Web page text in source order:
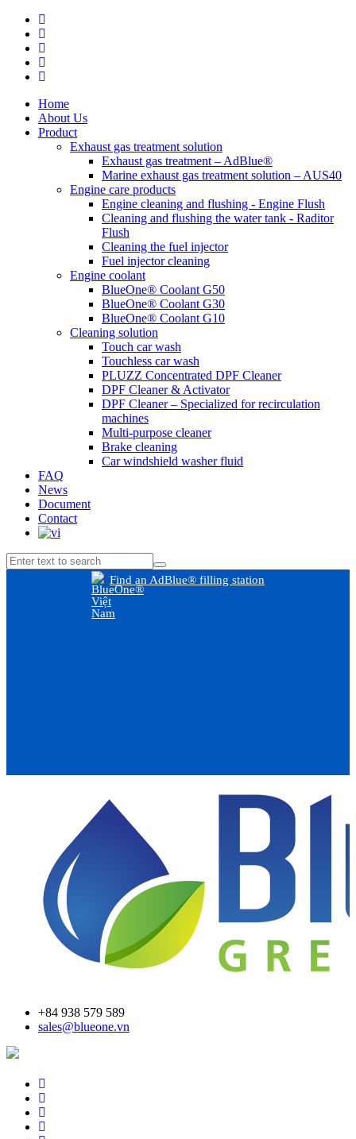
Home
About Us
Product
Exhaust gas treatment solution
Exhaust gas treatment – ​​AdBlue®
Marine exhaust gas treatment solution – AUS40
Engine care products
Engine cleaning and flushing - Engine Flush
Cleaning and flushing the water tank - Raditor
Flush
Cleaning the fuel injector
Fuel injector cleaning
Engine coolant
BlueOne® Coolant G50
BlueOne® Coolant G30
BlueOne® Coolant G10
Cleaning solution
Touch car wash
Touchless car wash
PLUZZ Concentrated DPF Cleaner
DPF Cleaner & Activator
DPF Cleaner – Specialized for recirculation
machines
Multi-purpose cleaner
Brake cleaning
Car windshield washer fluid
FAQ
News
Document
Contact
Find an AdBlue® filling station
+84 938 579 589
sales@blueone.vn